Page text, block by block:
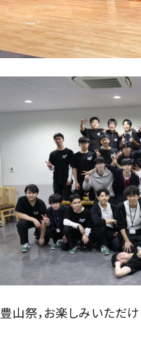
豊山祭，お楽しみいただけ